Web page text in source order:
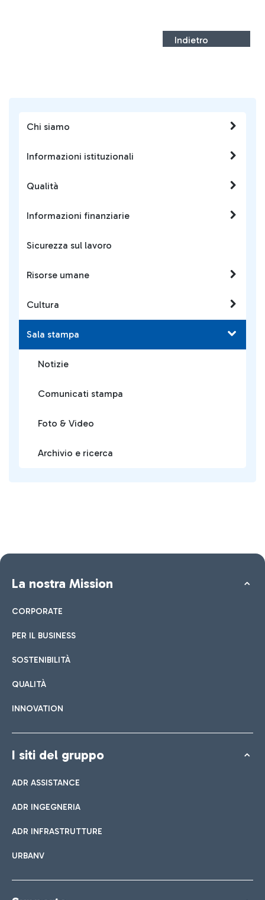
Chi siamo
Informazioni istituzionali
Qualità
Informazioni finanziarie
Sicurezza sul lavoro
Risorse umane
Cultura
Sala stampa
Notizie
Comunicati stampa
Foto & Video
Archivio e ricerca
Indietro
La nostra Mission
CORPORATE
PER IL BUSINESS
SOSTENIBILITÀ
QUALITÀ
INNOVATION
I siti del gruppo
ADR ASSISTANCE
ADR INGEGNERIA
ADR INFRASTRUTTURE
URBANV